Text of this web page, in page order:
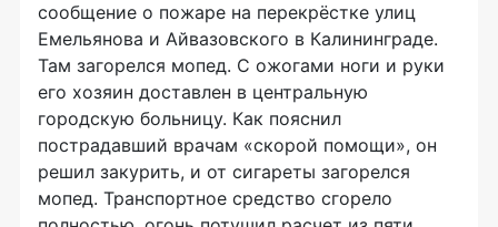
сообщение о пожаре на перекрёстке улиц
Емельянова и Айвазовского в Калининграде.
Там загорелся мопед. С ожогами ноги и руки
его хозяин доставлен в центральную
городскую больницу. Как пояснил
пострадавший врачам «скорой помощи», он
решил закурить, и от сигареты загорелся
мопед. Транспортное средство сгорело